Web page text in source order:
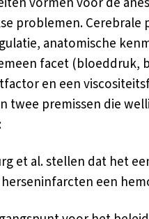
problemen. Cerebrale
anatomische
facet
en een
twee premissen die
et al. stellen dat het
een